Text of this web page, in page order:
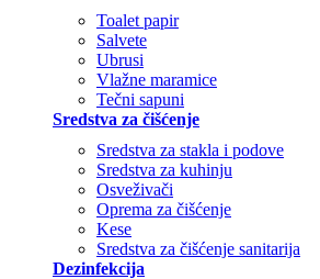
Toalet papir
Salvete
Ubrusi
Vlažne maramice
Tečni sapuni
Sredstva za čišćenje
Sredstva za stakla i podove
Sredstva za kuhinju
Osveživači
Oprema za čišćenje
Kese
Sredstva za čišćenje sanitarija
Dezinfekcija